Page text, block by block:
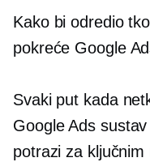
Kako bi odredio
pokreće Google
Svaki put kada
Google Ads
potrazi za